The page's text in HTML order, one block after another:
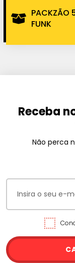
PACKZÃO
FUNK
Receba
Não perca